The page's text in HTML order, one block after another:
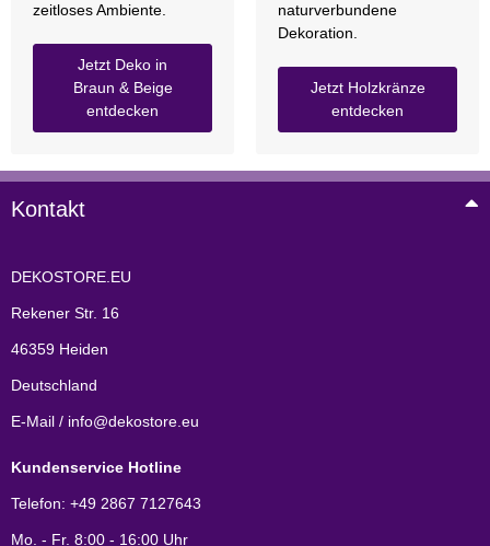
zeitloses Ambiente.
Jetzt Deko in
Braun & Beige
entdecken
naturverbundene
Dekoration.
Jetzt Holzkränze
entdecken
Kontakt
DEKOSTORE.EU
Rekener Str. 16
46359 Heiden
Deutschland
E-Mail / info@dekostore.eu
Kundenservice Hotline
Telefon: +49 2867 7127643
Mo. - Fr. 8:00 - 16:00 Uhr